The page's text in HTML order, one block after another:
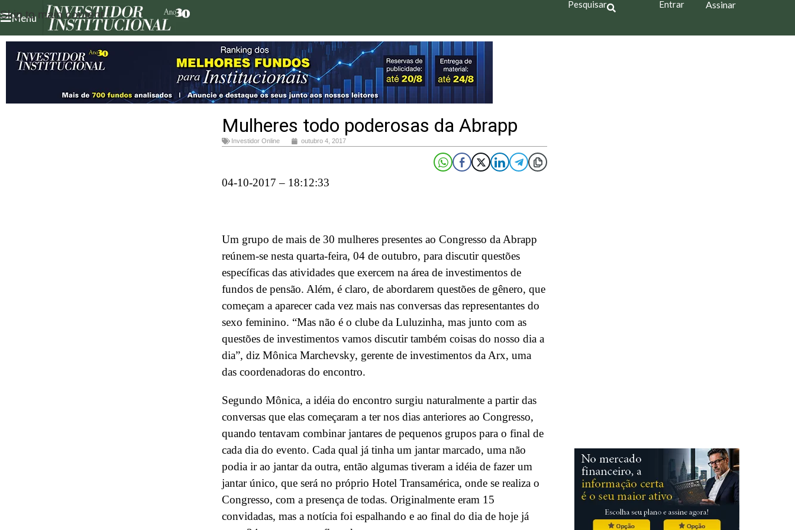
Skip to main content
Menu
Pesquisar Entrar Assinar
Mulheres todo poderosas da Abrapp
Investidor Online outubro 4, 2017
04-10-2017 – 18:12:33
Um grupo de mais de 30 mulheres presentes ao Congresso da Abrapp
reúnem-se nesta quarta-feira, 04 de outubro, para discutir questões
específicas das atividades que exercem na área de investimentos de
fundos de pensão. Além, é claro, de abordarem questões de gênero, que
começam a aparecer cada vez mais nas conversas das representantes do
sexo feminino. “Mas não é o clube da Luluzinha, mas junto com as
questões de investimentos vamos discutir também coisas do nosso dia a
dia”, diz Mônica Marchevsky, gerente de investimentos da Arx, uma
das coordenadoras do encontro.
Segundo Mônica, a idéia do encontro surgiu naturalmente a partir das
conversas que elas começaram a ter nos dias anteriores ao Congresso,
quando tentavam combinar jantares de pequenos grupos para o final de
cada dia do evento. Cada qual já tinha um jantar marcado, uma não
podia ir ao jantar da outra, então algumas tiveram a idéia de fazer um
jantar único, que será no próprio Hotel Transamérica, onde se realiza o
Congresso, com a presença de todas. Originalmente eram 15
convidadas, mas a notícia foi espalhando e ao final do dia de hoje já